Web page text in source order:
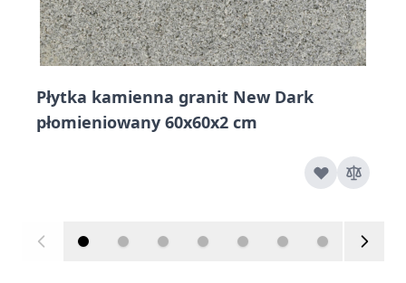
Płytka kamienna granit New Dark
płomieniowany 60x60x2 cm